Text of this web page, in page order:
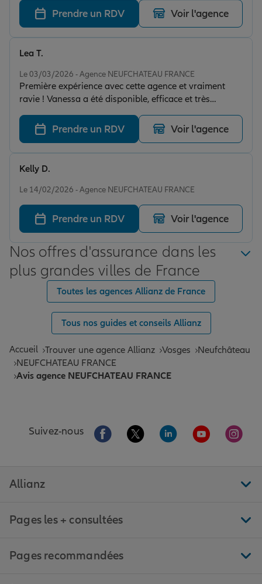
Prendre un RDV Voir l'agence
Le 03/03/2026 - Agence NEUFCHATEAU FRANCE
Première expérience avec cette agence et vraiment
ravie ! Vanessa a été disponible, efficace et très
professionnelle pour la mise en place de mon contrat.
Un accompagnement rassurant et rapide. Je
recommande 👍
Lea T.
Prendre un RDV Voir l'agence
Le 14/02/2026 - Agence NEUFCHATEAU FRANCE
Kelly D.
Prendre un RDV Voir l'agence
Nos offres d'assurance dans les
plus grandes villes de France
Toutes les agences Allianz de France
Tous nos guides et conseils Allianz
Accueil Trouver une agence Allianz Vosges
Neufchâteau
NEUFCHATEAU FRANCE
Avis agence NEUFCHATEAU FRANCE
Suivez-nous Aller sur la page Facebook de Allianz
Aller sur la page Twitter de
Aller sur la page
Aller sur la
Aller
Allianz
Pages les + consultées
Pages recommandées